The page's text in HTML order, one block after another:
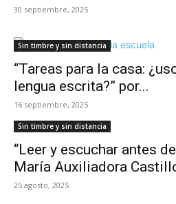
30 septiembre, 2025
Sin timbre y sin distancia
“Tareas para la casa:
lengua escrita?” por...
16 septiembre, 2025
Sin timbre y sin distancia
“Leer y escuchar antes
María Auxiliadora
25 agosto, 2025